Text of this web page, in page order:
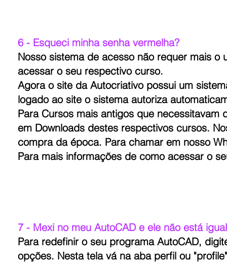
6 - Esqueci minha senha vermelha?
Nosso sistema de acesso não requer mais
acessar o seu respectivo curso.
Agora o site da Autocriativo possui um
logado ao site o sistema autoriza
Para Cursos mais antigos que
em Downloads destes respectivos cursos.
compra da época. Para chamar em nosso
Para mais informações de como acessar o
7 - Mexi no meu AutoCAD e ele não está
Para redefinir o seu programa AutoCAD,
opções. Nesta tela vá na aba perfil ou